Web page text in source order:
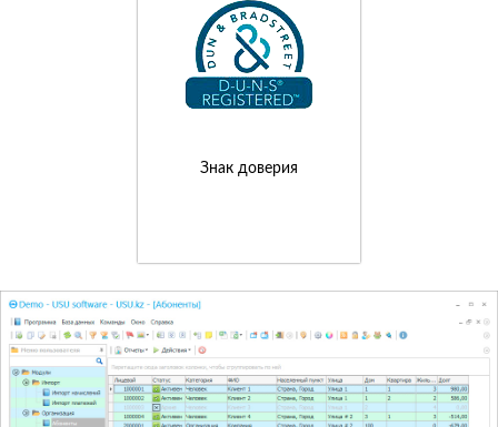
Знак доверия